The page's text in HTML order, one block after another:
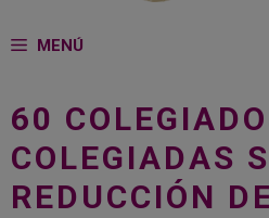
MENÚ
60
COLEGIADAS
REDUCCIÓN